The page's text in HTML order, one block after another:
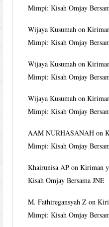
Mimpi: Kisah Omjay
Wijaya Kusumah on
Mimpi: Kisah Omjay
Wijaya Kusumah on
Mimpi: Kisah Omjay
Wijaya Kusumah on
Mimpi: Kisah Omjay
AAM NURHASANAH on
Mimpi: Kisah Omjay
Khairunisa AP onKiriman
Kisah Omjay Bersama JNE
M. Fathiregansyah Z on
Mimpi: Kisah Omjay